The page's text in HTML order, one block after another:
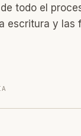
todo el
escritura y las